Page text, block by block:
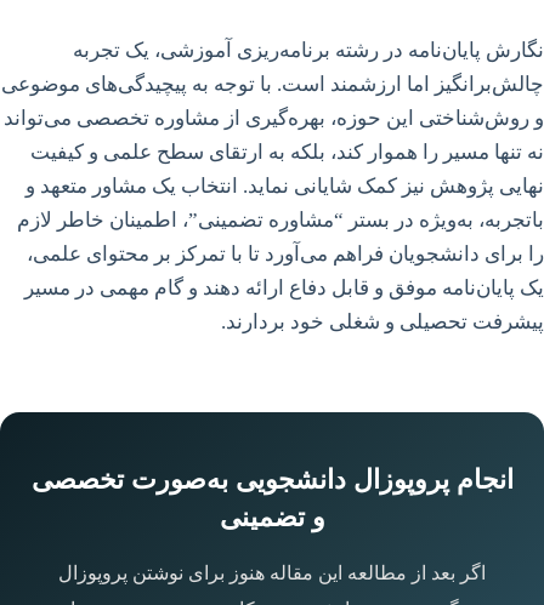
نگارش پایان‌نامه در رشته برنامه‌ریزی آموزشی، یک تجربه
چالش‌برانگیز اما ارزشمند است. با توجه به پیچیدگی‌های موضوعی
و روش‌شناختی این حوزه، بهره‌گیری از مشاوره تخصصی می‌تواند
نه تنها مسیر را هموار کند، بلکه به ارتقای سطح علمی و کیفیت
نهایی پژوهش نیز کمک شایانی نماید. انتخاب یک مشاور متعهد و
باتجربه، به‌ویژه در بستر “مشاوره تضمینی”، اطمینان خاطر لازم
را برای دانشجویان فراهم می‌آورد تا با تمرکز بر محتوای علمی،
یک پایان‌نامه موفق و قابل دفاع ارائه دهند و گام مهمی در مسیر
پیشرفت تحصیلی و شغلی خود بردارند.
انجام پروپوزال دانشجویی به‌صورت تخصصی
و تضمینی
اگر بعد از مطالعه این مقاله هنوز برای نوشتن پروپوزال